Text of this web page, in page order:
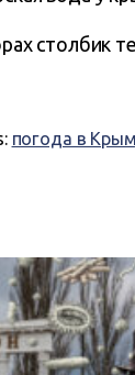
столбик
погода в